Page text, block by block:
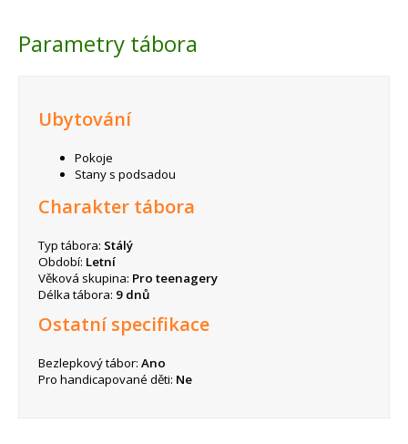
Parametry tábora
Ubytování
Pokoje
Stany s podsadou
Charakter tábora
Typ tábora: Stálý
Období: Letní
Věková skupina: Pro teenagery
Délka tábora: 9 dnů
Ostatní specifikace
Bezlepkový tábor: Ano
Pro handicapované děti: Ne